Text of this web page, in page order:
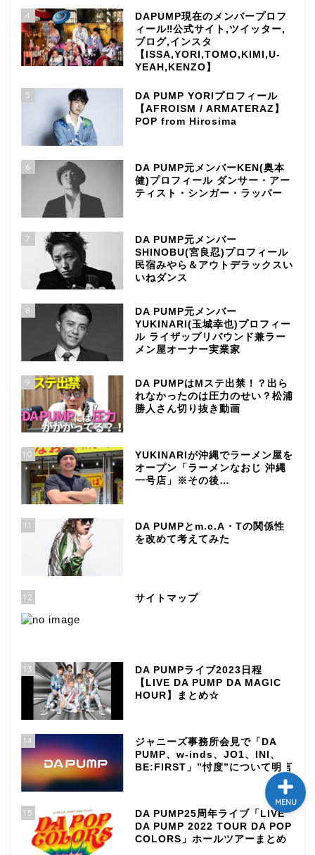
4
DAPUMP現在のメンバープロフ
ィール‼公式サイト,ツイッター,
ブログ,インスタ
【ISSA,YORI,TOMO,KIMI,U-
YEAH,KENZO】
5
DA PUMP YORIプロフィール
【AFROISM / ARMATERAZ】
POP from Hirosima
6
DA PUMP元メンバーKEN(奥本
健)プロフィール ダンサー・アー
ティスト・シンガー・ラッパー
7
DA PUMP元メンバー
SHINOBU(宮良忍)プロフィール
民宿みやら＆アウトデラックスい
いねダンス
8
DA PUMP元メンバー
YUKINARI(玉城幸也)プロフィー
ル ライザップリバウンド兼ラー
メン屋オーナー実業家
9
DA PUMPはMステ出禁！？出ら
れなかったのは圧力のせい？松浦
勝人さん切り抜き動画
10
YUKINARIが沖縄でラーメン屋を
オープン「ラーメンなおじ 沖縄
一号店」※その後…
11
DA PUMPとm.c.A・Tの関係性
を改めて考えてみた
12 サイトマップ
13
DA PUMPライブ2023日程
【LIVE DA PUMP DA MAGIC
HOUR】まとめ☆
14
ジャニーズ事務所会見で「DA
PUMP、w-inds、JO1、INI、
BE:FIRST」”忖度”について明言
15
DA PUMP25周年ライブ「LIVE
DA PUMP 2022 TOUR DA POP
COLORS」ホールツアーまとめ
MENU
TOP
ばれラジオ～